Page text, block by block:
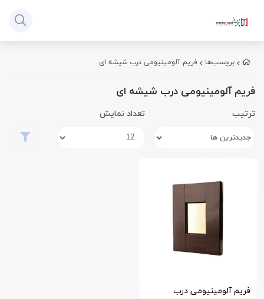
برچسب‌ها فریم آلومینیومی درب شیشه ای
فریم آلومینیومی درب شیشه ای
ترتیب تعداد نمایش
فریم آلومینیومی درب